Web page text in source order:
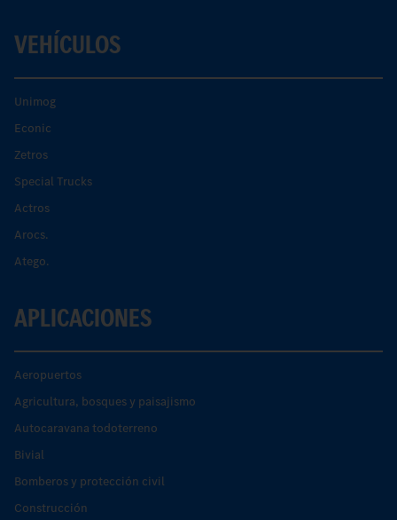
VEHÍCULOS
Unimog
Econic
Zetros
Special Trucks
Actros
Arocs.
Atego.
APLICACIONES
Aeropuertos
Agricultura, bosques y paisajismo
Autocaravana todoterreno
Bivial
Bomberos y protección civil
Construcción